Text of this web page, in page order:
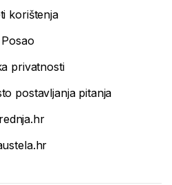
korištenja
Posao
privatnosti
postavljanja pitanja